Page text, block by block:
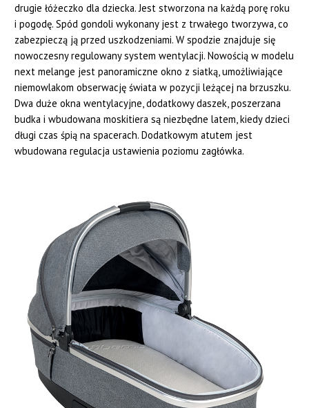
drugie łóżeczko dla dziecka. Jest stworzona na każdą porę roku
i pogodę. Spód gondoli wykonany jest z trwałego tworzywa, co
zabezpieczą ją przed uszkodzeniami. W spodzie znajduje się
nowoczesny regulowany system wentylacji. Nowością w modelu
next melange jest panoramiczne okno z siatką, umożliwiające
niemowlakom obserwację świata w pozycji leżącej na brzuszku.
Dwa duże okna wentylacyjne, dodatkowy daszek, poszerzana
budka i wbudowana moskitiera są niezbędne latem, kiedy dzieci
długi czas śpią na spacerach. Dodatkowym atutem jest
wbudowana regulacja ustawienia poziomu zagłówka.